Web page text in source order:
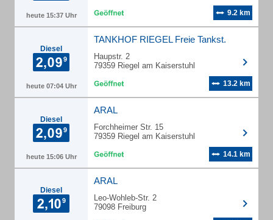
heute 15:37 Uhr 9.2 km
Diesel
heute 07:04 Uhr
TANKHOF RIEGEL Freie Tankst.
Haupstr. 2
79359 Riegel am Kaiserstuhl
13.2 km
Diesel
heute 15:06 Uhr
ARAL
Forchheimer Str. 15
79359 Riegel am Kaiserstuhl
14.1 km
Diesel
ARAL
Leo-Wohleb-Str. 2
79098 Freiburg